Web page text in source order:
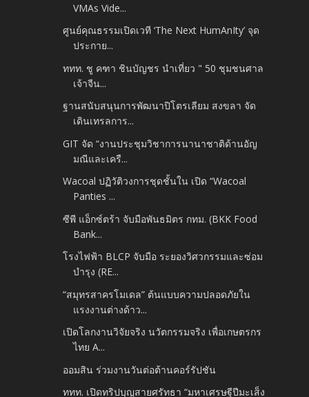
VMAs Vide...
ศูนย์คุณธรรมเปิดเวที ‘The Next HumAnIty’ จุด
ประกาย...
ททท. ชู คฑา ชินบัญชร นำเที่ยว " 50 ชุมชนศาล
เจ้าจีน...
ฐานสนับสนุนการพัฒนาปิโตรเลียม สงขลา จัด
เดินเทรลการ...
GIT จัด “งานประชุมวิชาการนานาชาติด้านอัญ
มณีและเครื...
Wacoal ปฏิวัติวงการชุดชั้นใน เปิด “Wacoal
Panties ...
ซีพี แอ็กซ์ตร้า จับมือพันธมิตร กทม. (BKK Food
Bank...
โรงไฟฟ้า BLCP จับมือ ระยองวิศวกรรมและซ่อม
บำรุง (RE...
“สมุทรสาครโมเดล” ต้นแบบความปลอดภัยใน
แรงงานต่างด้าว...
เปิดโลกงานวิจัยจริง นวัตกรรมจริง เพื่อเกษตรกร
ไทย A...
ออมสิน ร่วมงานวันต่อต้านคอร์รัปชัน
ททท. เปิดทริปบุญสายศรัทธา “มหาเศรษฐีปีมะเส็ง